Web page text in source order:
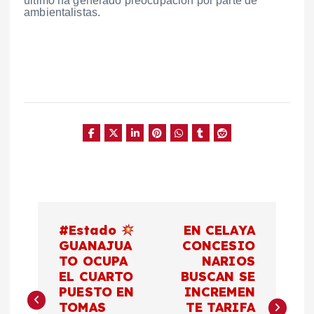
ambientalistas.
v
#Estado
GUANAJUA
TO OCUPA
EL CUARTO
PUESTO EN
TOMAS
EN CELAYA
CONCESIO
NARIOS
BUSCAN SE
INCREMEN
TE TARIFA